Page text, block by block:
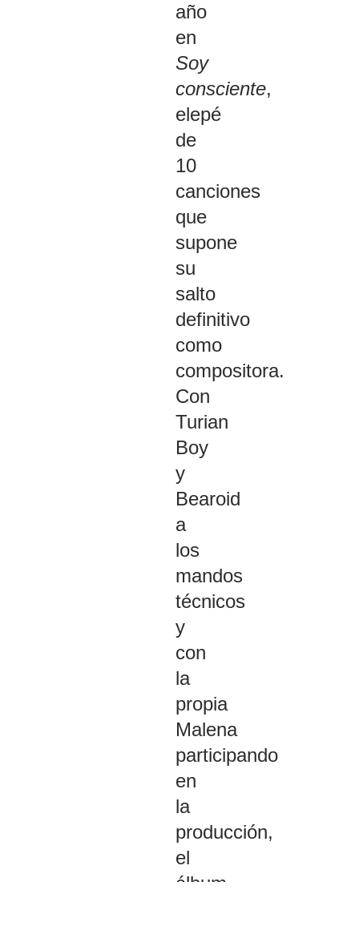
año
en
Soy
consciente,
elepé
de
10
canciones
que
supone
su
salto
definitivo
como
compositora.
Con
Turian
Boy
y
Bearoid
a
los
mandos
técnicos
y
con
la
propia
Malena
participando
en
la
producción,
el
álbum